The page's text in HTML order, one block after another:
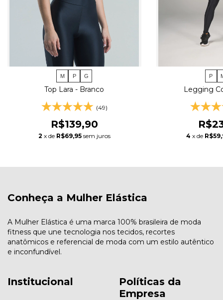
M P G
Top Lara - Branco
(49)
R$139,90
2 x de R$69,95 sem juros
P
Legging
4 x de
Conheça a Mulher Elástica
A Mulher Elástica é uma marca 100% brasileira de moda
fitness que une tecnologia nos tecidos, recortes
anatômicos e referencial de moda com um estilo autêntico
e inconfundível.
Institucional
Políticas da
Empresa